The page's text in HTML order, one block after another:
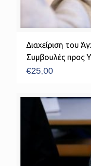
Διαχείριση του
Συμβουλές προς
€25,00